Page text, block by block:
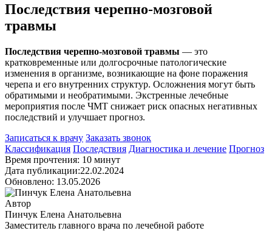
Последствия черепно-мозговой
травмы
Последствия черепно-мозговой травмы — это
кратковременные или долгосрочные патологические
изменения в организме, возникающие на фоне поражения
черепа и его внутренних структур. Осложнения могут быть
обратимыми и необратимыми. Экстренные лечебные
мероприятия после ЧМТ снижает риск опасных негативных
последствий и улучшает прогноз.
Записаться к врачу Заказать звонок
Классификация Последствия Диагностика и лечение Прогноз
Время прочтения: 10 минут
Дата публикации:22.02.2024
Обновлено: 13.05.2026
Автор
Пинчук Елена Анатольевна
Заместитель главного врача по лечебной работе